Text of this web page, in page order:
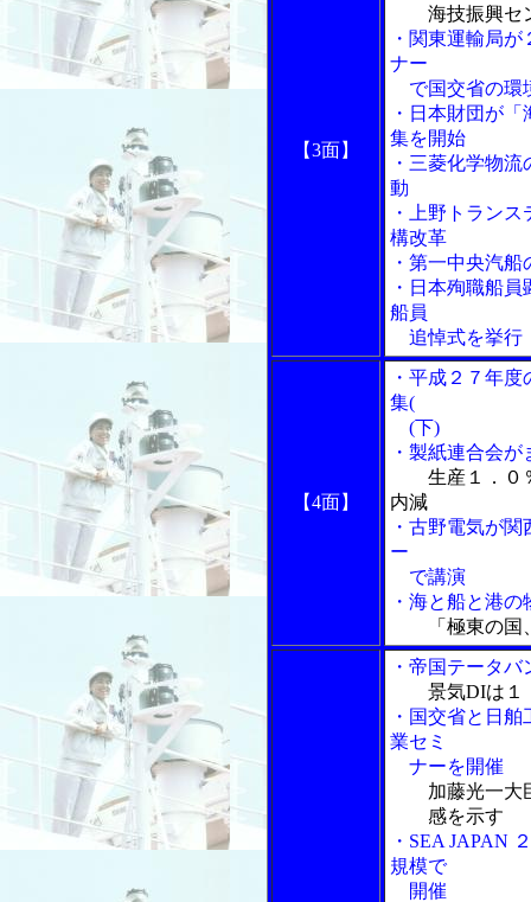
【3面】
海技振興セ
・関東運輸局
ナー
で国交省の環
・日本財団が
集を開始
・三菱化学物
動
・上野トラン
構改革
・第一中央汽
・日本殉職船
船員
追悼式を挙行
【4面】
・平成２７年
集(
(下)
・製紙連合会
生産１．０
内減
・古野電気が
ー
で講演
・海と船と港
「極東の
・帝国テータ
景気DIは１
・国交省と日
業セミ
ナーを開催
加藤光一大
感を示す
・SEA JAPAN
規模で
開催